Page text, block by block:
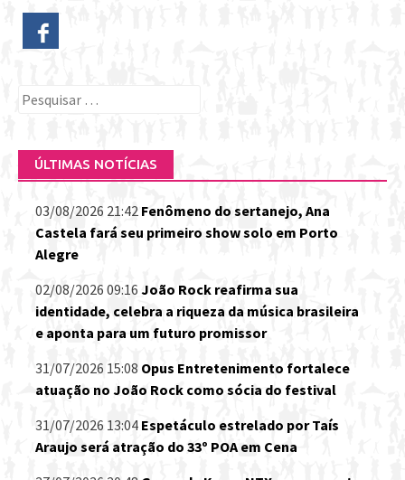
Pesquisar
ÚLTIMAS NOTÍCIAS
03/08/2026 21:42 Fenômeno do sertanejo, Ana
Castela fará seu primeiro show solo em Porto
Alegre
02/08/2026 09:16 João Rock reafirma sua
identidade, celebra a riqueza da música brasileira
e aponta para um futuro promissor
31/07/2026 15:08 Opus Entretenimento fortalece
atuação no João Rock como sócia do festival
31/07/2026 13:04 Espetáculo estrelado por Taís
Araujo será atração do 33º POA em Cena